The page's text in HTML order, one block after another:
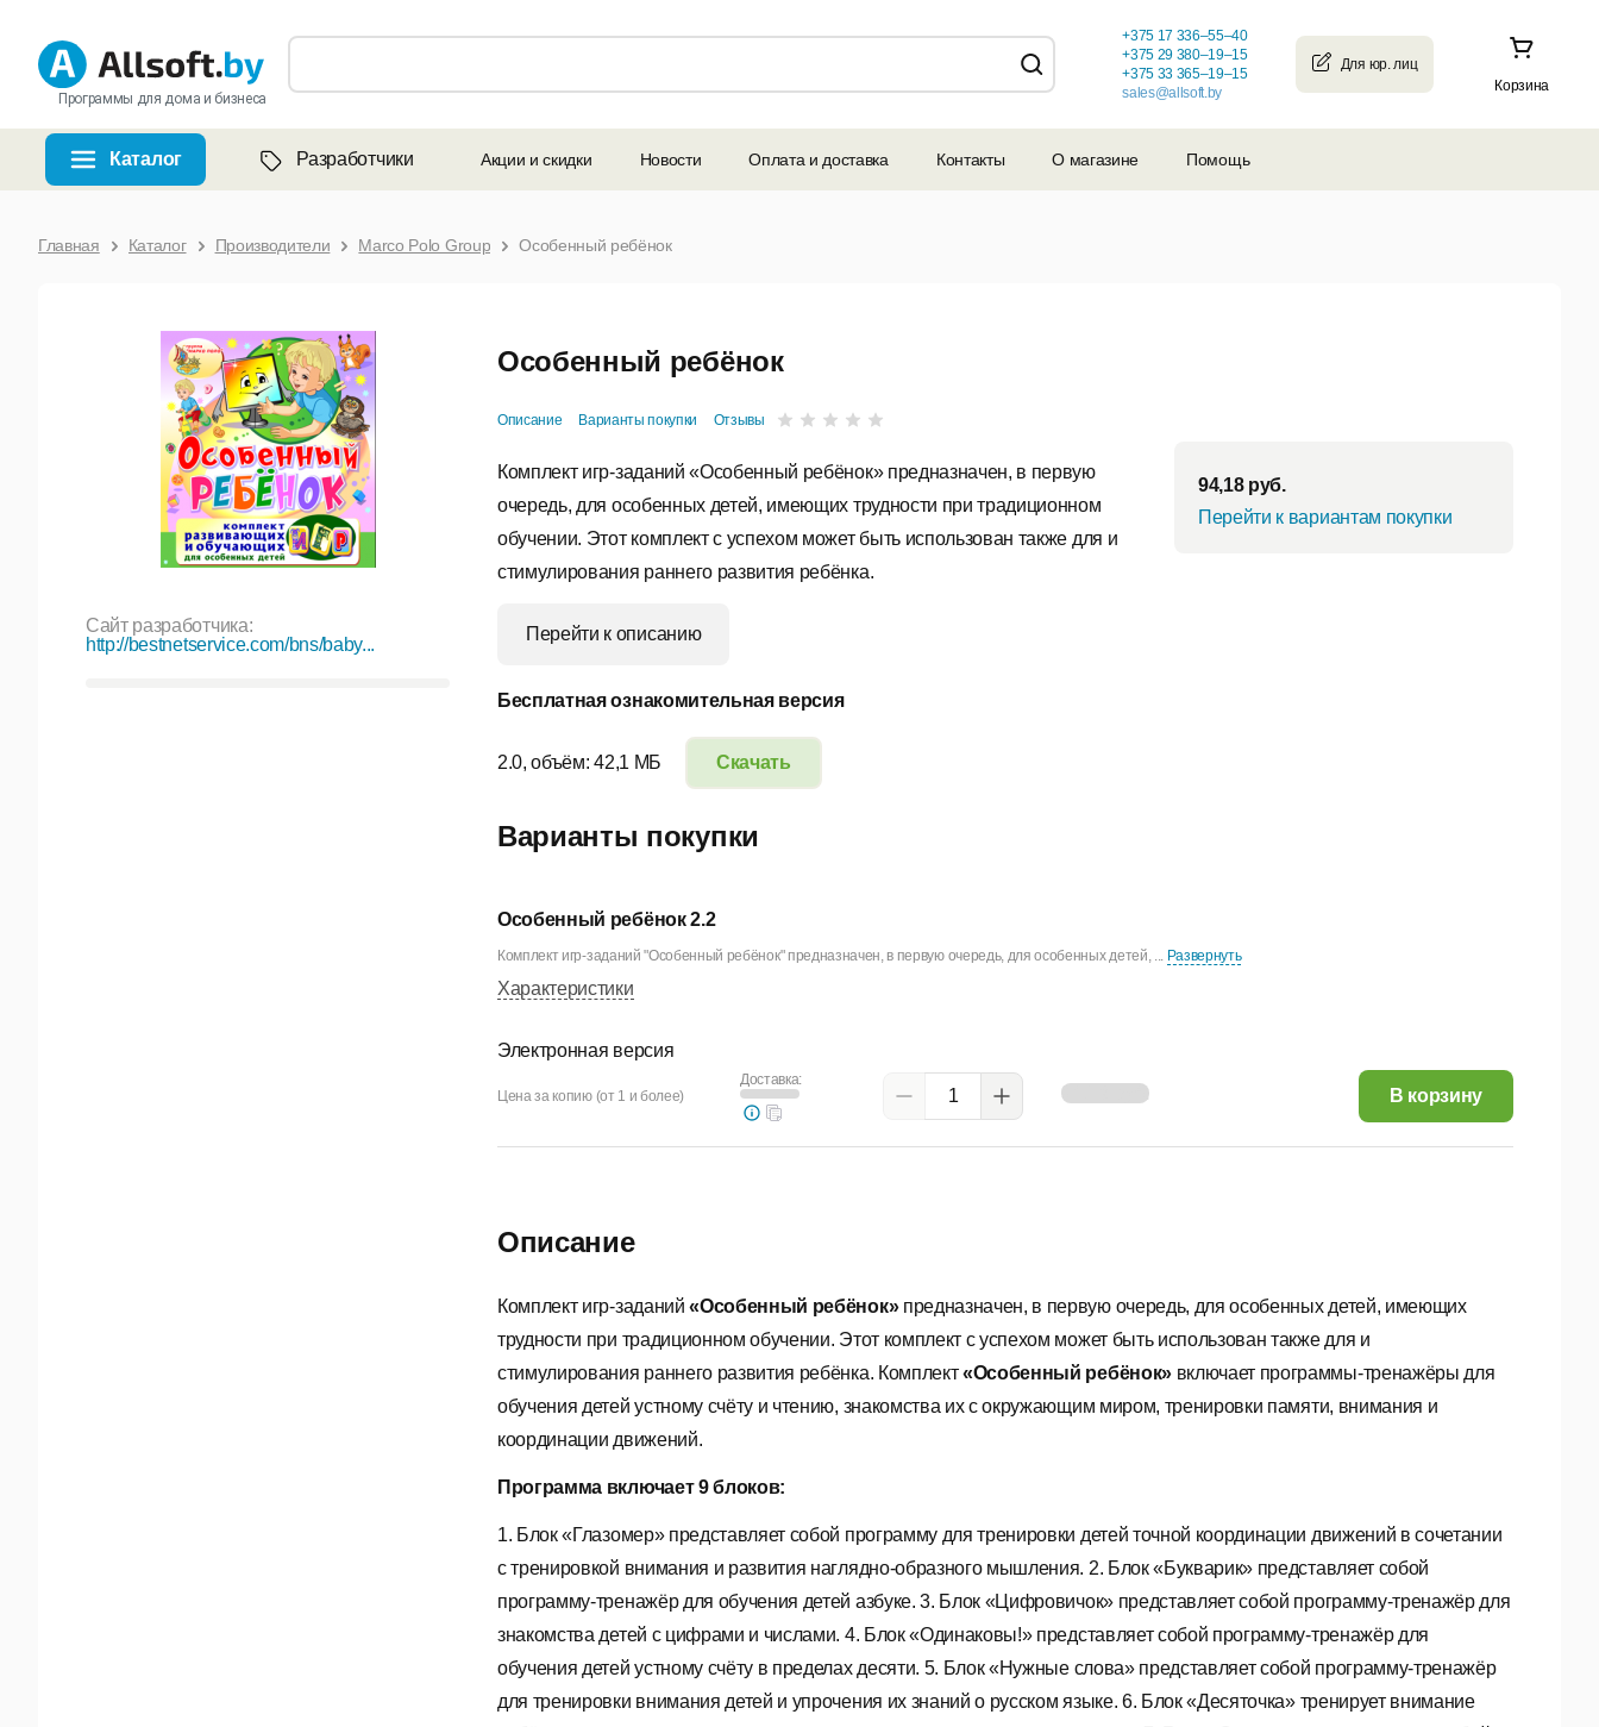
Программы для дома и бизнеса
Корзина
+375 17 336–55–40
+375 29 380–19–15
+375 33 365–19–15
sales@allsoft.by
Каталог Разработчики Акции и скидки Новости Оплата и доставка Контакты О магазине Помощь
Главная Каталог Производители Marco Polo Group Особенный ребёнок
Особенный ребёнок
Описание Варианты покупки Отзывы
Сайт разработчика:
http://bestnetservice.com/bns/baby...
Комплект игр-заданий «Особенный ребёнок» предназначен, в первую
очередь, для особенных детей, имеющих трудности при традиционном
обучении. Этот комплект с успехом может быть использован также для и
стимулирования раннего развития ребёнка.
Перейти к описанию
94,18руб.
Перейти к вариантам покупки
Бесплатная ознакомительная версия
Скачать
2.0, объём: 42,1 МБ
Описание
Комплект игр-заданий«Особенный ребёнок»предназначен, в первую очередь, для особенных детей, имеющих
трудности при традиционном обучении. Этот комплект с успехом может быть использован также для и
стимулирования раннего развития ребёнка. Комплект«Особенный ребёнок»включает программы-тренажёры для
обучения детей устному счёту и чтению, знакомства их с окружающим миром, тренировки памяти, внимания и
координации движений.
Программа включает 9 блоков:
1. Блок «Глазомер» представляет собой программу для тренировки детей точной координации движений в сочетании
с тренировкой внимания и развития наглядно-образного мышления. 2. Блок «Букварик» представляет собой
программу-тренажёр для обучения детей азбуке. 3. Блок «Цифровичок» представляет собой программу-тренажёр для
знакомства детей с цифрами и числами. 4. Блок «Одинаковы!» представляет собой программу-тренажёр для
обучения детей устному счёту в пределах десяти. 5. Блок «Нужные слова» представляет собой программу-тренажёр
для тренировки внимания детей и упрочения их знаний о русском языке. 6. Блок «Десяточка» тренирует внимание
Варианты покупки
Особенный ребёнок 2.2
Комплект игр-заданий "Особенный ребёнок" предназначен, в первую очередь, для особенных детей, ... Развернуть
Характеристики
Электронная версия
Цена за копию (от 1 и более)
Доставка:
94,18 руб. В корзину